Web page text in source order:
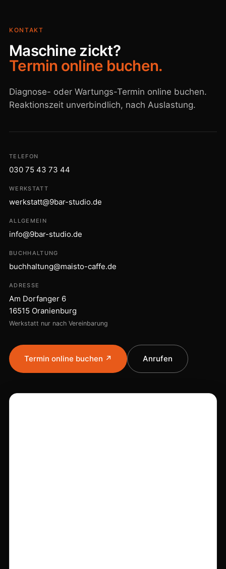
KONTAKT
Maschine zickt?
Termin online buchen.
Diagnose- oder Wartungs-Termin online buchen.
Reaktionszeit unverbindlich, nach Auslastung.
TELEFON
030 75 43 73 44
WERKSTATT
werkstatt@9bar-studio.de
ALLGEMEIN
info@9bar-studio.de
BUCHHALTUNG
buchhaltung@maisto-caffe.de
ADRESSE
Am Dorfanger 6
16515 Oranienburg
Werkstatt nur nach Vereinbarung
Termin online buchen ↗ Anrufen